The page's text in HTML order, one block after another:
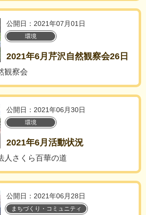
公開日：2021年07月01日
環境
2021年6月芹沢自然観察会26日
観察会
公開日：2021年06月30日
環境
2021年6月活動状況
人さくら百華の道
公開日：2021年06月28日
まちづくり・コミュニティ